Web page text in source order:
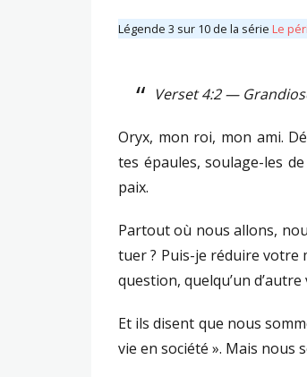
Légende 3 sur 10 de la série Le
Verset 4:2 —
Oryx, mon roi, mon ami.
tes épaules, soulage-les
paix.
Partout où nous allons,
tuer ? Puis-je réduire votre
question, quelqu’un
Et ils disent que nous
vie en société ». Mais nous